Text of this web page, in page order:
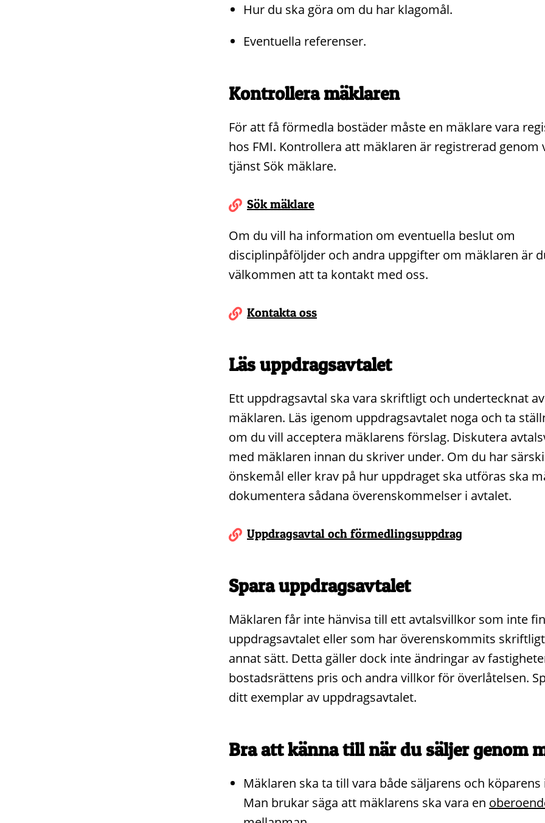
Hur du ska göra om du har klagomål.
Eventuella referenser.
Kontrollera mäklaren
För att få förmedla bostäder måste en mäklare vara
hos FMI. Kontrollera att mäklaren är registrerad genom
tjänst Sök mäklare.
Sök mäklare
Om du vill ha information om eventuella beslut om
disciplinpåföljder och andra uppgifter om mäklaren är
välkommen att ta kontakt med oss.
Kontakta oss
Läs uppdragsavtalet
Ett uppdragsavtal ska vara skriftligt och undertecknat
mäklaren. Läs igenom uppdragsavtalet noga och ta
om du vill acceptera mäklarens förslag. Diskutera
med mäklaren innan du skriver under. Om du har
önskemål eller krav på hur uppdraget ska utföras ska
dokumentera sådana överenskommelser i avtalet.
Uppdragsavtal och förmedlingsuppdrag
Spara uppdragsavtalet
Mäklaren får inte hänvisa till ett avtalsvillkor som inte
uppdragsavtalet eller som har överenskommits
annat sätt. Detta gäller dock inte ändringar av
bostadsrättens pris och andra villkor för överlåtelsen.
ditt exemplar av uppdragsavtalet.
Bra att känna till när du säljer genom
Mäklaren ska ta till vara både säljarens och köparens
Man brukar säga att mäklarens ska vara en